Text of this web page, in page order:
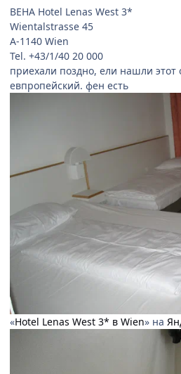
ВЕНА Hotel Lenas West 3*
Wientalstrasse 45
A-1140 Wien
Tel. +43/1/40 20 000
приехали поздно, ели нашли этот
евпропейский. фен есть
«Hotel Lenas West 3* в Wien» на